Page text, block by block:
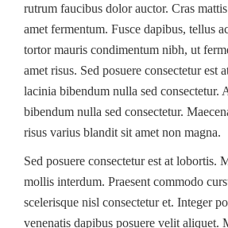
rutrum faucibus dolor auctor. Cras
amet fermentum. Fusce dapibus, tellus
tortor mauris condimentum nibh, ut
amet risus. Sed posuere consectetur est
lacinia bibendum nulla sed consectetur.
bibendum nulla sed consectetur.
risus varius blandit sit amet non magna.
Sed posuere consectetur est at lobortis.
mollis interdum. Praesent commodo
scelerisque nisl consectetur et. Integer
venenatis dapibus posuere velit aliquet.